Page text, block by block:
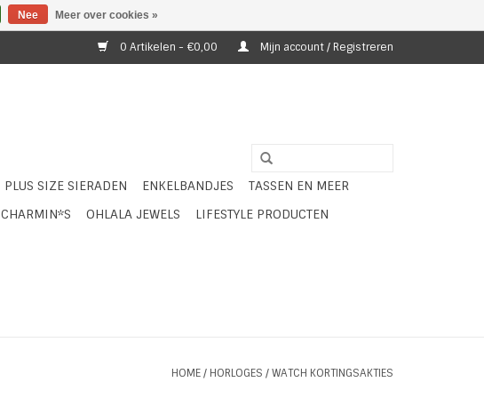
0 Artikelen - €0,00 Mijn account / Registreren
PLUS SIZE SIERADEN ENKELBANDJES
TASSEN EN MEER
CHARMIN*S OHLALA JEWELS
LIFESTYLE PRODUCTEN
HOME/ HORLOGES /WATCH KORTINGSAKTIES
Nee Meer over cookies »